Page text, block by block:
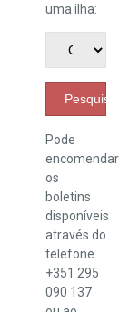
uma ilha:
Pesquisar
Pode
encomendar
os
boletins
disponíveis
através do
telefone
+351 295
090 137